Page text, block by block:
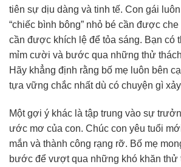
tiên sự dịu dàng và tinh tế. Con gái
“chiếc bình bông” nhỏ bé cần được
cần được khích lệ để tỏa sáng. Bạn có
mỉm cười và bước qua những thử
Hãy khẳng định rằng bố mẹ luôn bên
tựa vững chắc nhất dù có chuyện gì
Một gợi ý khác là tập trung vào sự
ước mơ của con. Chúc con yêu tuổi
mắn và thành công rạng rỡ. Bố mẹ
bước để vượt qua những khó khăn thử